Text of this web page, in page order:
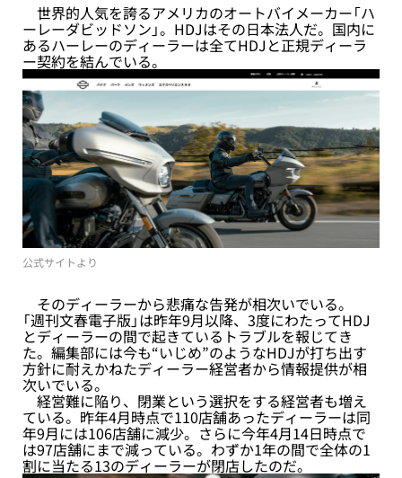
世界的人気を誇るアメリカのオートバイメーカー「ハ
ーレーダビッドソン」。HDJはその日本法人だ。国内に
あるハーレーのディーラーは全てHDJと正規ディーラ
ー契約を結んでいる。
公式サイトより
そのディーラーから悲痛な告発が相次いでいる。
「週刊文春電子版」は昨年9月以降、3度にわたってHDJ
とディーラーの間で起きているトラブルを報じてき
た。編集部には今も“いじめ”のようなHDJが打ち出す
方針に耐えかねたディーラー経営者から情報提供が相
次いでいる。
経営難に陥り、閉業という選択をする経営者も増え
ている。昨年4月時点で110店舗あったディーラーは同
年9月には106店舗に減少。さらに今年4月14日時点で
は97店舗にまで減っている。わずか1年の間で全体の1
割に当たる13のディーラーが閉店したのだ。